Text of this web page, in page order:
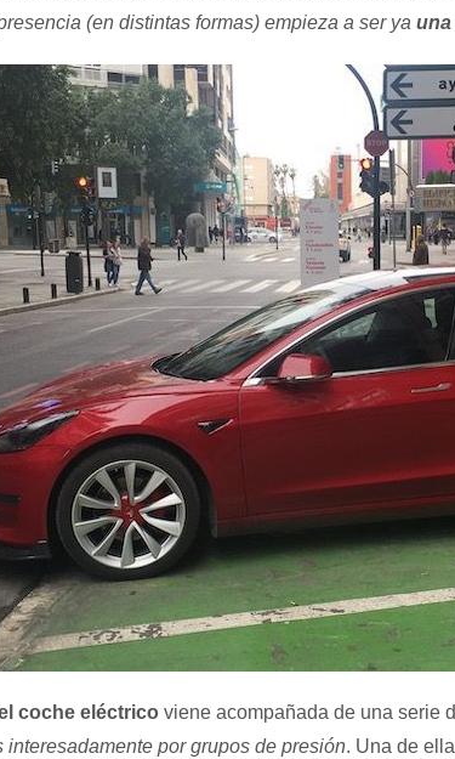
(en distintas formas) empieza a ser ya una
coche eléctrico viene acompañada de una serie
interesadamente por grupos de presión. Una de